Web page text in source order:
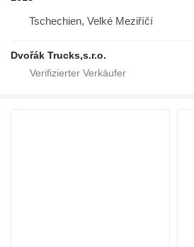
Tschechien, Velké Meziříčí
Dvořák Trucks,s.r.o.